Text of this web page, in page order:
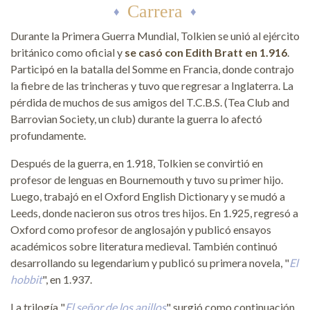
Carrera
Durante la Primera Guerra Mundial, Tolkien se unió al ejército
británico como oficial y se casó con Edith Bratt en 1.916
Participó en la batalla del Somme en Francia, donde contrajo
la fiebre de las trincheras y tuvo que regresar a Inglaterra. La
pérdida de muchos de sus amigos del T.C.B.S. (Tea Club and
Barrovian Society, un club) durante la guerra lo afectó
profundamente.
Después de la guerra, en 1.918, Tolkien se convirtió en
profesor de lenguas en Bournemouth y tuvo su primer hijo.
Luego, trabajó en el Oxford English Dictionary y se mudó a
Leeds, donde nacieron sus otros tres hijos. En 1.925, regresó a
Oxford como profesor de anglosajón y publicó ensayos
académicos sobre literatura medieval. También continuó
desarrollando su legendarium y publicó su primera novela, "El
hobbit", en 1.937.
La trilogía "El señor de los anillos" surgió como continuación